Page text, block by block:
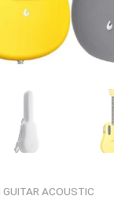
ACOUSTIC